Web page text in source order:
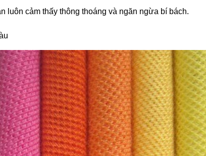
luôn cảm thấy thông thoáng và ngăn ngừa bí bách.